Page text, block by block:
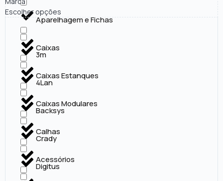
Aparelhagem e Fichas
Caixas
Caixas Estanques
Caixas Modulares
Calhas
Acessórios
Escolher opções
3m
4Lan
Backsys
Crady
Digitus